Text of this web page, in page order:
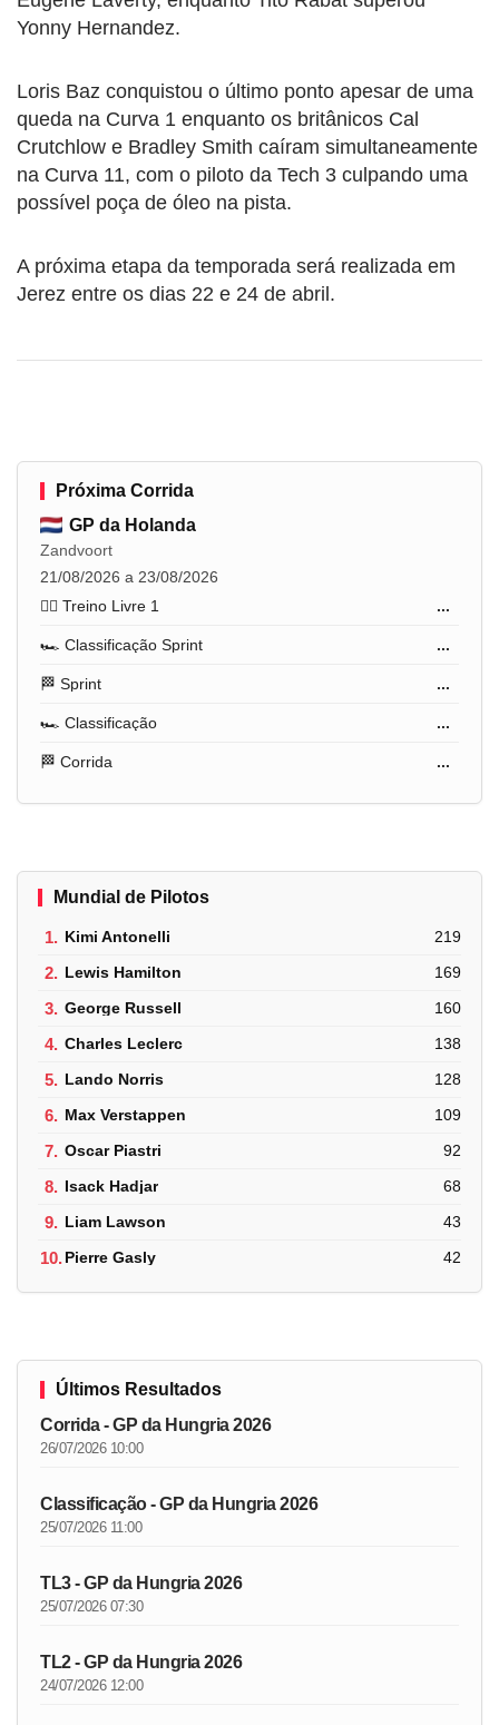
Yonny Hernandez.
Loris Baz conquistou o último ponto apesar de uma
queda na Curva 1 enquanto os britânicos Cal
Crutchlow e Bradley Smith caíram simultaneamente
na Curva 11, com o piloto da Tech 3 culpando uma
possível poça de óleo na pista.
A próxima etapa da temporada será realizada em
Jerez entre os dias 22 e 24 de abril.
Próxima Corrida
GP da Holanda
Zandvoort
21/08/2026 a 23/08/2026
🏋️‍♂️ Treino Livre 1
...
🏎️ Classificação Sprint ...
🏁 Sprint ...
🏎️ Classificação ...
🏁 Corrida ...
Mundial de Pilotos
1. Kimi Antonelli 219
2. Lewis Hamilton 169
3. George Russell 160
4. Charles Leclerc 138
5. Lando Norris 128
6. Max Verstappen 109
7. Oscar Piastri 92
8. Isack Hadjar 68
9. Liam Lawson 43
10.Pierre Gasly 42
Últimos Resultados
Corrida - GP da Hungria 2026
26/07/2026 10:00
Classificação - GP da Hungria 2026
25/07/2026 11:00
TL3 - GP da Hungria 2026
25/07/2026 07:30
TL2 - GP da Hungria 2026
24/07/2026 12:00